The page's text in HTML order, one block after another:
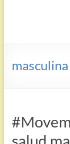
masculina